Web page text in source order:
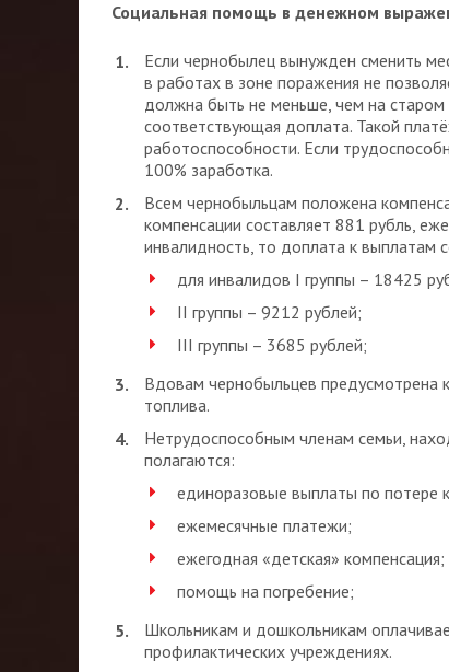
Социальная помощь в денежном
Если чернобылец вынужден сменить
в работах в зоне поражения не
должна быть не меньше, чем на
соответствующая доплата. Такой
работоспособности. Если
100% заработка.
Всем чернобыльцам положена
компенсации составляет 881 рубль,
инвалидность, то доплата к выплатам
для инвалидов I группы – 18425
II группы – 9212 рублей;
III группы – 3685 рублей;
Вдовам чернобыльцев предусмотрена
топлива.
Нетрудоспособным членам семьи,
полагаются:
единоразовые выплаты по потере
ежемесячные платежи;
ежегодная «детская» компенсация;
помощь на погребение;
Школьникам и дошкольникам
профилактических учреждениях.